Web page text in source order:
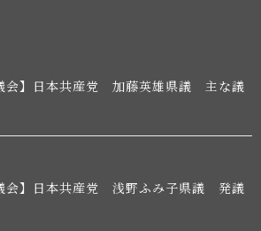
会】日本共産党 加藤英雄県議 主な議
会】日本共産党 浅野ふみ子県議 発議